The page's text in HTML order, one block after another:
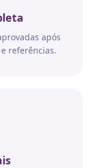
após
referências.